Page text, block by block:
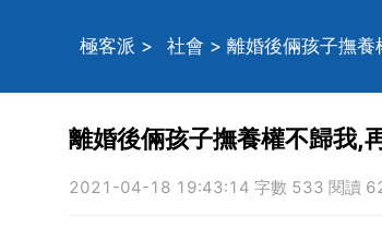
極客派 > 社會 > 離婚後倆孩子撫
離婚後倆孩子撫養權不歸我,
2021-04-18 19:43:14 字數 533 閱讀